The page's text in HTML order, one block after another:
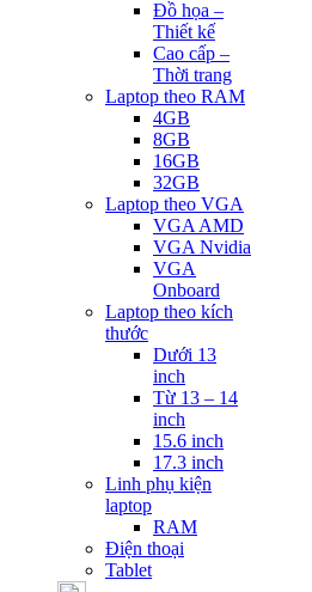
Đồ họa –
Thiết kế
Cao cấp –
Thời trang
Laptop theo RAM
4GB
8GB
16GB
32GB
Laptop theo VGA
VGA AMD
VGA Nvidia
VGA
Onboard
Laptop theo kích
thước
Dưới 13
inch
Từ 13 – 14
inch
15.6 inch
17.3 inch
Linh phụ kiện
laptop
RAM
Điện thoại
Tablet